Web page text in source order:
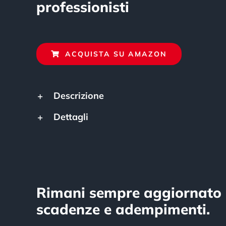
professionisti
ACQUISTA SU AMAZON
Descrizione
Dettagli
Rimani sempre aggiornato
scadenze e adempimenti.